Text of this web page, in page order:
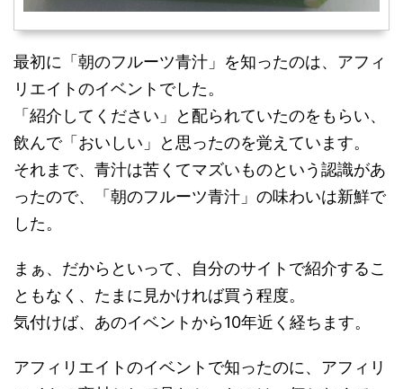
最初に「朝のフルーツ青汁」を知ったのは、アフィ
リエイトのイベントでした。
「紹介してください」と配られていたのをもらい、
飲んで「おいしい」と思ったのを覚えています。
それまで、青汁は苦くてマズいものという認識があ
ったので、「朝のフルーツ青汁」の味わいは新鮮で
した。
まぁ、だからといって、自分のサイトで紹介するこ
ともなく、たまに見かければ買う程度。
気付けば、あのイベントから10年近く経ちます。
アフィリエイトのイベントで知ったのに、アフィリ